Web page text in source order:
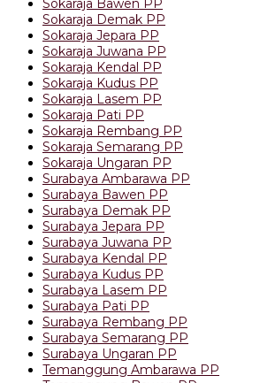
Sokaraja Bawen PP
Sokaraja Demak PP
Sokaraja Jepara PP
Sokaraja Juwana PP
Sokaraja Kendal PP
Sokaraja Kudus PP
Sokaraja Lasem PP
Sokaraja Pati PP
Sokaraja Rembang PP
Sokaraja Semarang PP
Sokaraja Ungaran PP
Surabaya Ambarawa PP
Surabaya Bawen PP
Surabaya Demak PP
Surabaya Jepara PP
Surabaya Juwana PP
Surabaya Kendal PP
Surabaya Kudus PP
Surabaya Lasem PP
Surabaya Pati PP
Surabaya Rembang PP
Surabaya Semarang PP
Surabaya Ungaran PP
Temanggung Ambarawa PP